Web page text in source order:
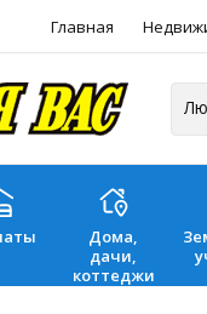
Главная
Дома,
дачи,
коттеджи